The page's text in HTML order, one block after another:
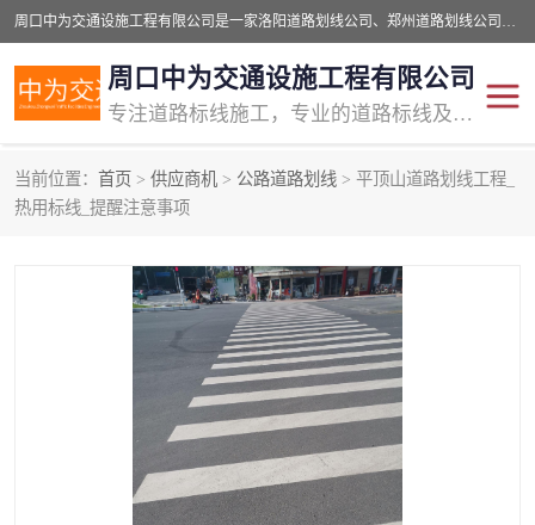
周口中为交通设施工程有限公司是一家洛阳道路划线公司、郑州道路划线公司、平顶山道路车位划线公司、开封车位划线公司、许昌道路车位划线公司、漯河道路车位划线公司，公司始终坚持“诚信、匠心、专注”的宗旨；我们的经营理念是：的服务。
周口中为交通设施工程有限公司
专注道路标线施工，专业的道路标线及交通设施施工服务商!
当前位置： 首页 > 供应商机 > 公路道路划线 > 平顶山道路划线工程_
热用标线_提醒注意事项
交通道路标线
道路标线划线 马路标线
道路划线